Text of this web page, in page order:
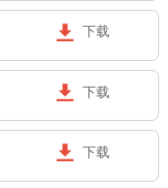
 下载
 下载
 下载